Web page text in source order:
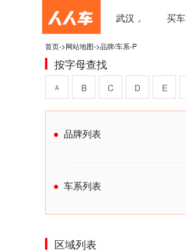
武汉 买车
首页->网站地图->品牌/车系-P
按字母查找
A B C D E
品牌列表
车系列表
区域列表